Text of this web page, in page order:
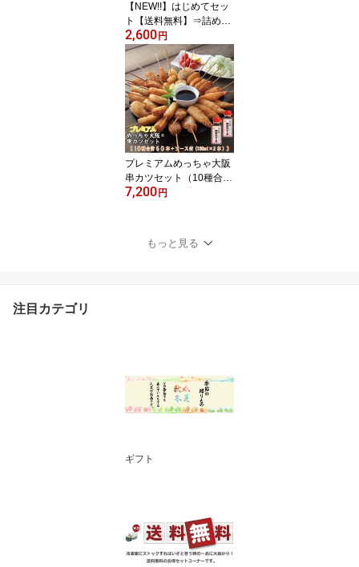
【NEW!!】はじめてセッ
ト【送料無料】⇒詰め合
わせ 串揚げ コロッケ た
まねぎスープ チキンカツ
イベリコ 冷凍 お惣菜 お
試し おためし 串かつ ギ
フト お歳暮
2,600 円
プレミアムめっちゃ大阪
串カツセット（10種合計
50本+ソース180ml×2
かつ 冷凍 パーティー 宅
飲み 贈答 ギフト プレゼ
7,200 円
もっと見る
注目カテゴリ
ギフト